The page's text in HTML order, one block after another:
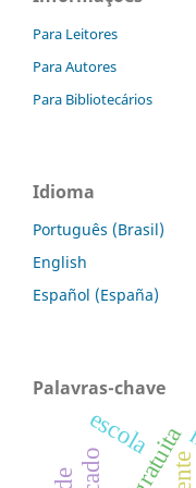
Para Leitores
Para Autores
Para Bibliotecários
Idioma
Português (Brasil)
English
Español (España)
Palavras-chave
escola